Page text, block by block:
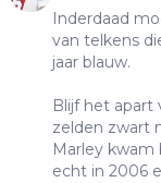
Inderdaad
van telkens
jaar blauw.
Blijf het apart
zelden zwart
Marley
echt in 2006